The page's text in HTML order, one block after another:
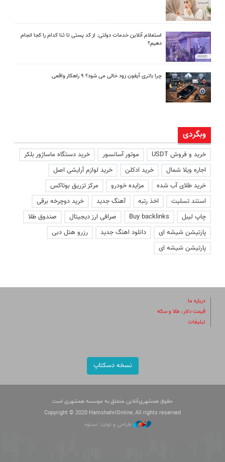
استعلام آنلاین خدمات دولتی: از کد پستی تا ثنا کدام را کجا انجام
دهیم؟
چرا باتری آیفون زود خالی می شود؟ ۹ راهکار واقعی
وبگردی
خرید و فروش USDT موتور آسانسور
خرید دستگاه ماساژور بلکر
اجاره ویلا شمال
خرید ادکلن
خرید لوازم آرایشی اصل
خرید طلای آب شده
مزایده خودرو
مرکز تزریق بوتاکس
استند تسلیت
اخذ رتبه آهنگ جدید
خرید دوچرخه برقی
چاپ لیبل
Buy backlinks صرافی ارز دیجیتال
صندوق طلا
پارتیشن شیشه ای
دانلود اهنگ جدید
رزرو هتل دبی
پارتیشن شیشه ای
درباره ما
قیمت دلار، طلا و سکه
تبلیغات
نسخه دسکتاپ
حقوق همشهری‌آنلاین متعلق به موسسه همشهری است
Copyright © 2020 HamshahriOnline, All rights reserved
طراحی و تولید: نستوه